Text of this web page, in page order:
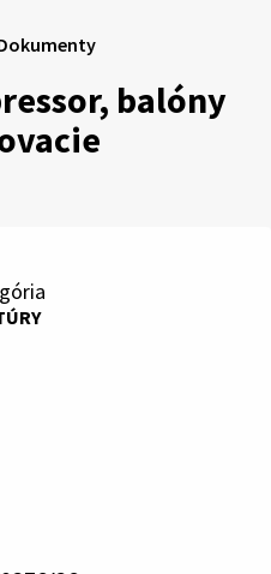
balóny